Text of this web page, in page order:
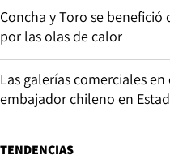
Concha y Toro se
por las olas de calor
Las galerías comerciales
embajador chileno en
TENDENCIAS